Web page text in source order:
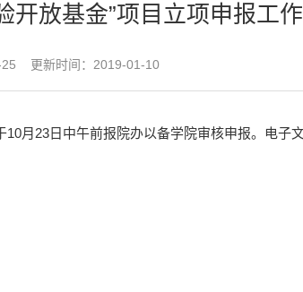
开放基金”项目立项申报工
更新时间：2019-01-10
23日中午前报院办以备学院审核申报。电子